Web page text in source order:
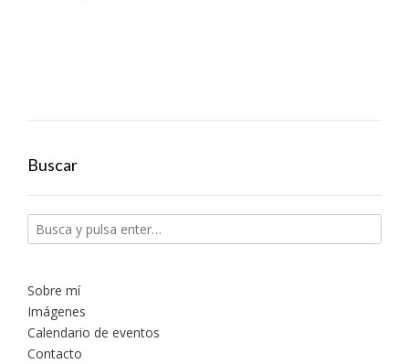
Buscar
Sobre mí
Imágenes
Calendario de eventos
Contacto